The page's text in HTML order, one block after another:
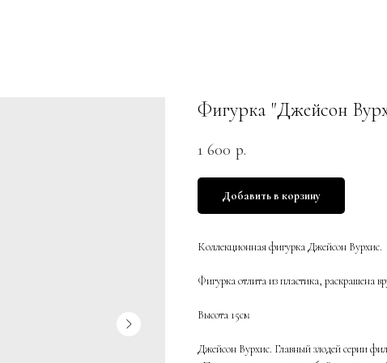
Фигурка "Джейсон
1 600 р.
Добавить в корзину
Коллекционная фигурка Джейсон Вурхис.
Фигурка отлита из пластика, раскрашена
Высота 15см
Джейсон Вурхис. Главный злодей серии